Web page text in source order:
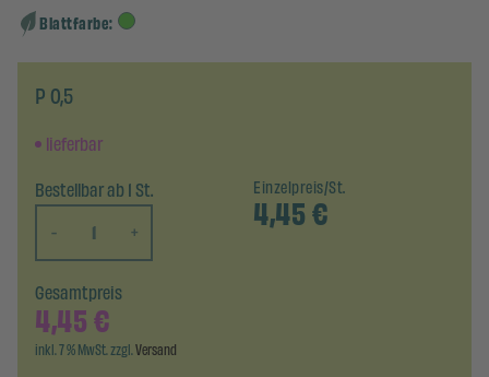
Blattfarbe:
P 0,5
lieferbar
Bestellbar ab 1 St.
-
+
Einzelpreis/St.
4,45€
Gesamtpreis
4,45€
inkl. 7 % MwSt. zzgl.Versand